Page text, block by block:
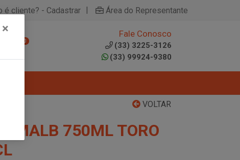
é cliente? - Cadastrar | Área do Representante
0
Fale Conosco
(33) 3225-3126
(33) 99924-9380
VOLTAR
MALB 750ML TORO
×